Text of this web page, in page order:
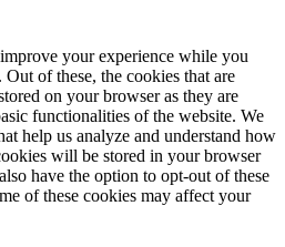
your experience while you
of these, the cookies that are
on your browser as they are
functionalities of the website. We
help us analyze and understand how
will be stored in your browser
have the option to opt-out of these
of these cookies may affect your